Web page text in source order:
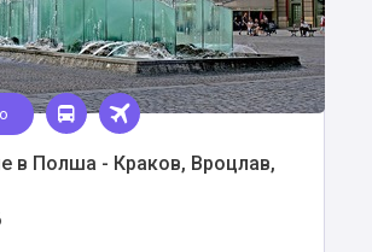
в Полша - Краков, Вроцлав,